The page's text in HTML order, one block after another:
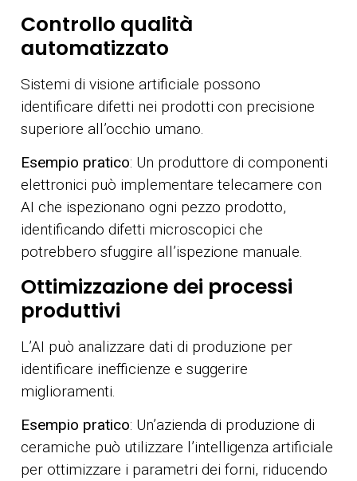
Controllo qualità
automatizzato
Sistemi di visione artificiale possono
identificare difetti nei prodotti con precisione
superiore all’occhio umano.
Esempio pratico: Un produttore di componenti
elettronici può implementare telecamere con
AI che ispezionano ogni pezzo prodotto,
identificando difetti microscopici che
potrebbero sfuggire all’ispezione manuale.
Ottimizzazione dei processi
produttivi
L’AI può analizzare dati di produzione per
identificare inefficienze e suggerire
miglioramenti.
Esempio pratico: Un’azienda di produzione di
ceramiche può utilizzare l’intelligenza artificiale
per ottimizzare i parametri dei forni, riducendo